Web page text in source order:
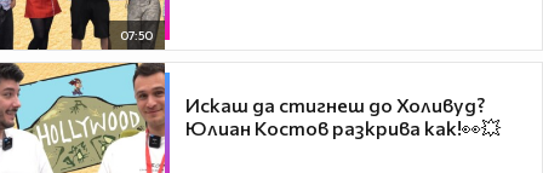
07:50
Искаш да стигнеш до Холивуд?
Юлиан Костов разкрива как!👀💥